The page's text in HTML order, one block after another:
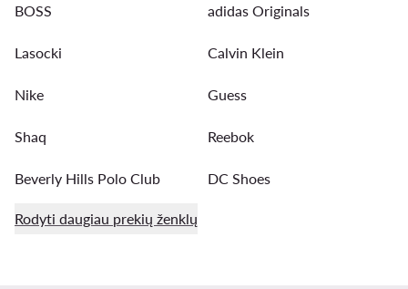
BOSS adidas Originals
Lasocki Calvin Klein
Nike Guess
Shaq Reebok
Beverly Hills Polo Club DC Shoes
Rodyti daugiau prekių ženklų